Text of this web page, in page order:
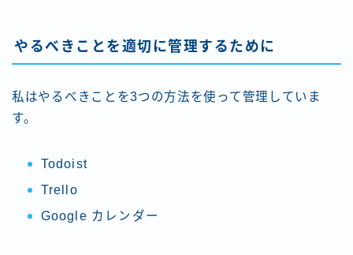
やるべきことを適切に管理するために
私はやるべきことを3つの方法を使って管理していま
す。
Todoist
Trello
Google カレンダー